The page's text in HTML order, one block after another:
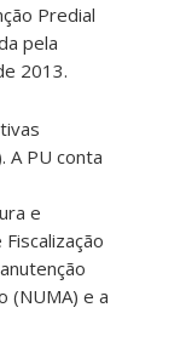
Predial
pela
2013.
A PU conta
e
(NUMA) e a